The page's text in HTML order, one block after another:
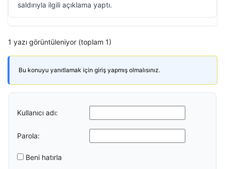
saldırıyla ilgili açıklama yaptı.
1 yazı görüntüleniyor (toplam 1)
Bu konuyu yanıtlamak için giriş yapmış olmalısınız.
Kullanıcı adı:
Parola:
Beni hatırla